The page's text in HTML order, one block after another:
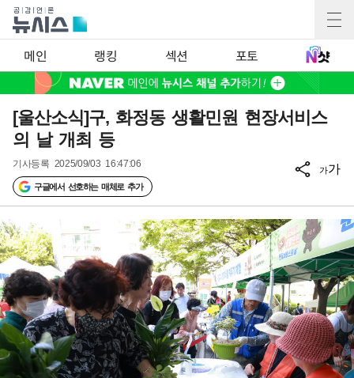
메인 랭킹 섹션 포토
[울산소식]구, 화정동 생활민원 현장서비스
의 날 개최 등
기사등록 2025/09/03 16:47:06
구글에서 선호하는 매체로 추가
가가